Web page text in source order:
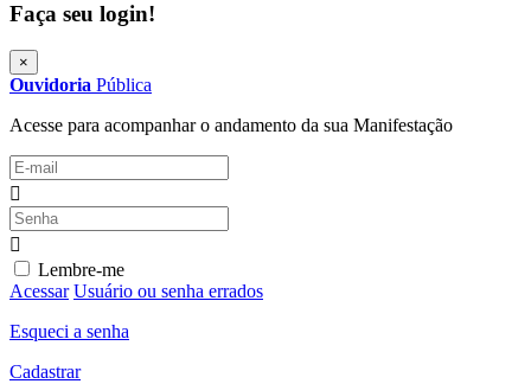
Faça seu login!
×
Ouvidoria Pública
Acesse para acompanhar o andamento da sua Manifestação
Lembre-me
Acessar Usuário ou senha errados
Esqueci a senha
Cadastrar